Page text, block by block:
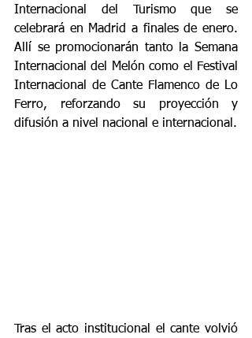
Internacional del Turismo que se
celebrará en Madrid a finales de enero.
Allí se promocionarán tanto la Semana
Internacional del Melón como el Festival
Internacional de Cante Flamenco de Lo
Ferro, reforzando su proyección y
difusión a nivel nacional e internacional.
Tras el acto institucional el cante volvió